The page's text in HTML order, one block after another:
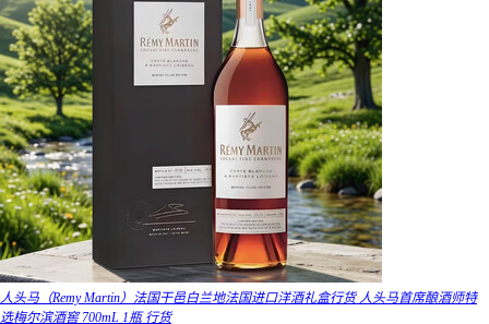
人头马（Remy Martin）法国干邑白兰地法国进口洋酒礼盒行货 人头马首席酿酒师特
选梅尔滨酒窖 700mL 1瓶 行货